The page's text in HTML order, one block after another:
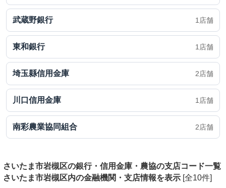
武蔵野銀行 1店舗
東和銀行 1店舗
埼玉縣信用金庫 2店舗
川口信用金庫 1店舗
南彩農業協同組合 2店舗
さいたま市岩槻区の銀行・信用金庫・農協の支店コード一覧
さいたま市岩槻区内の金融機関・支店情報を表示 [全10件]